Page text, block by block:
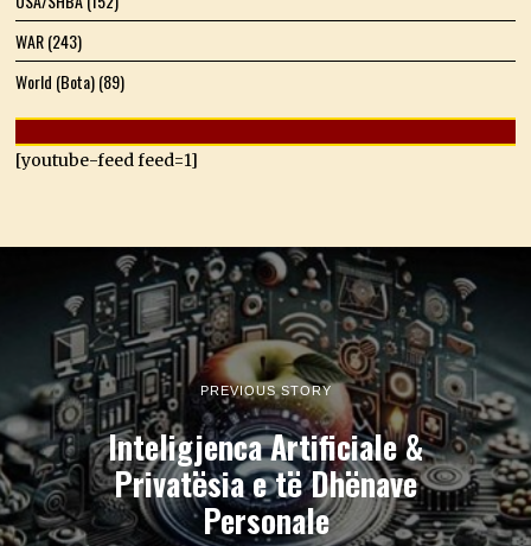
WAR(243)
World (Bota)(89)
[youtube-feed feed=1]
PREVIOUS STORY
Inteligjenca Artificiale &
Privatësia e të Dhënave
Personale